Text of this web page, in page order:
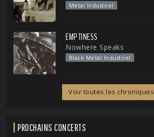
Metal Industriel
EMPTINESS
Nowhere Speaks
Black Metal Industriel
Voir toutes les chroniques
PROCHAINS CONCERTS